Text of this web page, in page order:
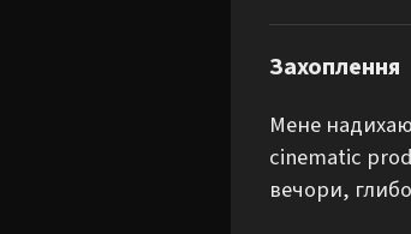
Захоплення
Мене
cinematic
вечори,